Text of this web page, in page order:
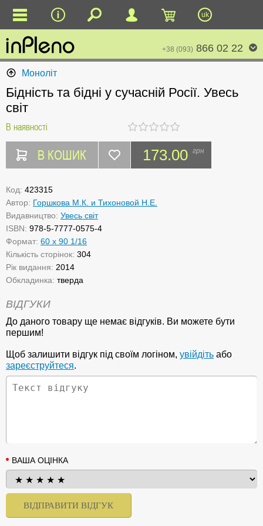
uk
+38 (093) 866 02 22
Моноліт
Бідність та бідні у сучасній Росії. Увесь
світ
В наявності
В КОШИК 173.00 грн
Код: 423315
Автор: Горшкова М.К. и Тихоновой Н.Е.
Видавництво: Увесь світ
ISBN: 978-5-7777-0575-4
Формат: 60 х 90 1/16
Кількість сторінок: 304
Рік видання: 2014
Обкладинка: тверда
ВІДГУКИ
До даного товару ще немає відгуків. Ви можете бути
першим!
Щоб залишити відгук під своїм логіном, увійдіть або
зареєструйтеся.
ВАША ОЦІНКА